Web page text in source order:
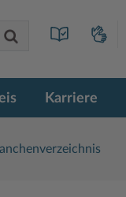
Karriere